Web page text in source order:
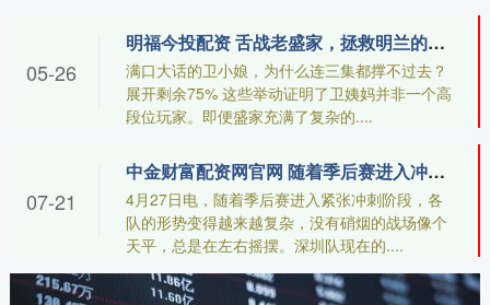
明福今投配资 舌战老盛家，拯救明兰的卫姨妈，真的是《知否》隐藏宅斗大佬吗？
满口大话的卫小娘，为什么连三集都撑不过去？
展开剩余75% 这些举动证明了卫姨妈并非一个高
段位玩家。即便盛家充满了复杂的....
05-26
中金财富配资网官网 随着季后赛进入冲刺阶段，各队排名变幻莫测，胜负关键在于临场表现和战术调整，谁能坚持到最后谁就会笑到最后
4月27日电，随着季后赛进入紧张冲刺阶段，各
队的形势变得越来越复杂，没有硝烟的战场像个
天平，总是在左右摇摆。深圳队现在的....
07-21